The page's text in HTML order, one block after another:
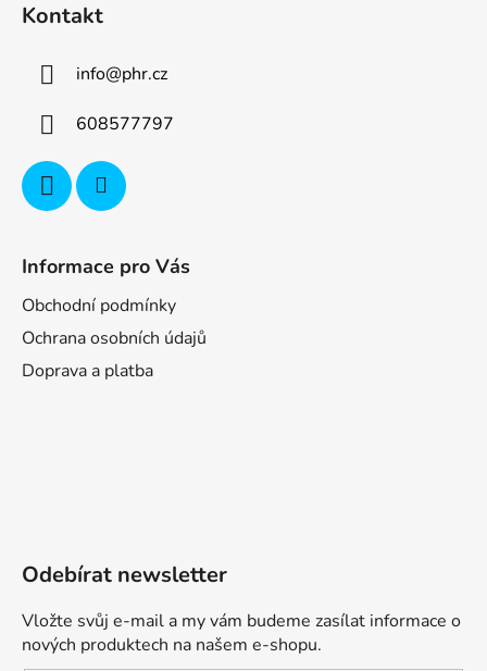
Kontakt
info@phr.cz
608577797
Informace pro Vás
Obchodní podmínky
Ochrana osobních údajů
Doprava a platba
Odebírat newsletter
Vložte svůj e-mail a my vám budeme zasílat informace o
nových produktech na našem e-shopu.